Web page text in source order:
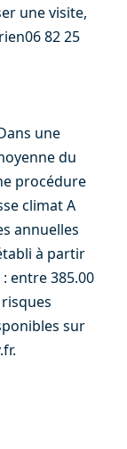
une visite,
82 25
une
du
procédure
climat A
annuelles
à partir
entre 385.00
sur